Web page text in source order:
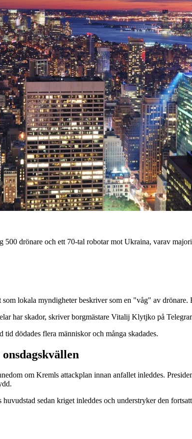
drönare och ett 70-tal robotar mot Ukraina, varav
lokala myndigheter beskriver som en "våg" av drönare.
har skador, skriver borgmästare Vitalij Klytjko på
dödades flera människor och många skadades.
om Kremls attackplan innan anfallet inleddes.
sedan kriget inleddes och understryker den